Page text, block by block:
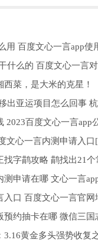
用 百度文心一言app使
西菜，是大米的克星！
2023百度文心一言app
文心一言内测申请入口
入口 百度文心一言官